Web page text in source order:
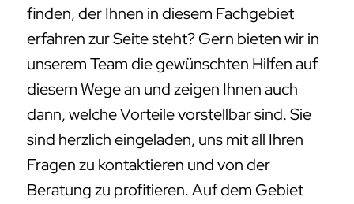
finden, der Ihnen in diesem Fachgebiet
erfahren zur Seite steht? Gern bieten wir in
unserem Team die gewünschten Hilfen auf
diesem Wege an und zeigen Ihnen auch
dann, welche Vorteile vorstellbar sind. Sie
sind herzlich eingeladen, uns mit all Ihren
Fragen zu kontaktieren und von der
Beratung zu profitieren. Auf dem Gebiet